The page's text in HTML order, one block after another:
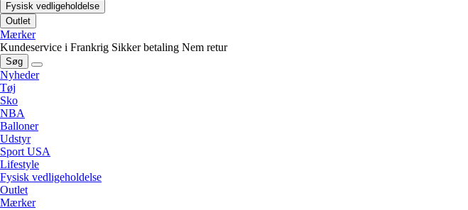
Fysisk vedligeholdelse
Outlet
Mærker
Kundeservice i Frankrig Sikker betaling Nem retur
Søg
Nyheder
Tøj
Sko
NBA
Balloner
Udstyr
Sport USA
Lifestyle
Fysisk vedligeholdelse
Outlet
Mærker